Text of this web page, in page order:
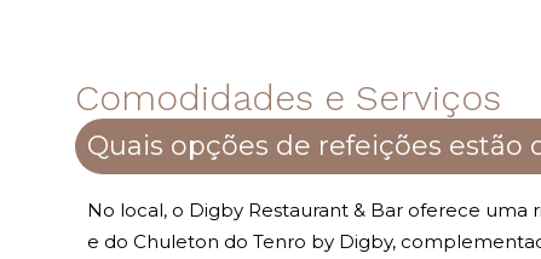
Comodidades e Serviços
Quais opções de refeições estão
No local, o Digby Restaurant & Bar oferece
e do Chuleton do Tenro by Digby,